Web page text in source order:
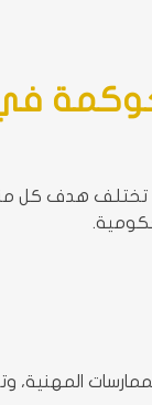
هدف كل
المهنية،